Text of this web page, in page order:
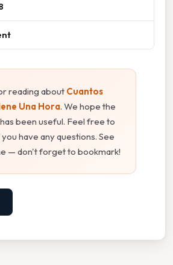
reading about Cuantos
Una Hora. We hope the
been useful. Feel free to
have any questions. See
— don't forget to bookmark!